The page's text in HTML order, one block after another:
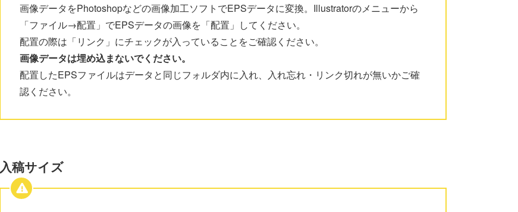
画像データをPhotoshopなどの画像加工ソフトでEPSデータに変換。Illustratorのメニューから
「ファイル→配置」でEPSデータの画像を「配置」してください。
配置の際は「リンク」にチェックが入っていることをご確認ください。
画像データは埋め込まないでください。
配置したEPSファイルはデータと同じフォルダ内に入れ、入れ忘れ・リンク切れが無いかご確
認ください。
入稿サイズ